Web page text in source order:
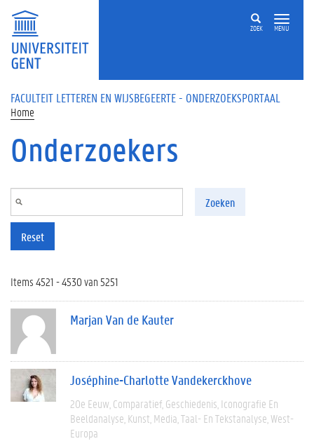
Overslaan en naar de inhoud gaan
ZOEK MENU
FACULTEIT LETTEREN EN WIJSBEGEERTE - ONDERZOEKSPORTAAL
Home
Onderzoekers
Zoeken
Reset
Items 4521 - 4530 van 5251
Marjan Van de Kauter
Joséphine-Charlotte Vandekerckhove
20e Eeuw Comparatief Geschiedenis Iconografie En
Beeldanalyse Kunst Media Taal- En Tekstanalyse West-
Europa